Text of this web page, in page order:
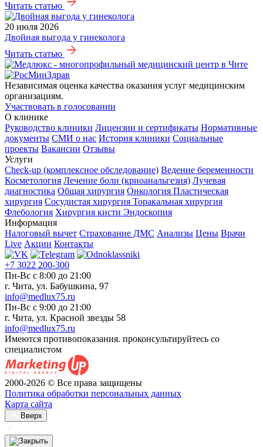
Читать статью
20 июля 2026
Двойная выгода у гинеколога
Читать статью
Независимая оценка качества оказания услуг медицинским
организациям.
Участвовать в голосовании
О клинике
Руководство клиники Лицензии и сертификаты Нормативные
документы СМИ о нас История клиники Социальные
проекты Вакансии Отзывы
Услуги
Check-up (комплексное обследование) Ведение беременности
Косметология Лечение боли (криоанальгезия) Лучевая
диагностика Общая хирургия Онкология Пластическая
хирургия Сосудистая хирургия Торакальная хирургия
Флебология Хирургия кисти Эндоскопия
Информация
Налоговый вычет Страхование ДМС Анализы Цены Врачи
Live Акции Контакты
+7 3022 200-300
Пн-Вс с 8:00 до 21:00
г. Чита, ул. Бабушкина, 97
info@medlux75.ru
Пн-Вс с 9:00 до 21:00
г. Чита, ул. Красной звезды 58
info@medlux75.ru
Имеются противопоказания. проконсультируйтесь со
специалистом
2000-2026 © Все права защищены
Политика обработки персональных данных
Карта сайта
Вверх